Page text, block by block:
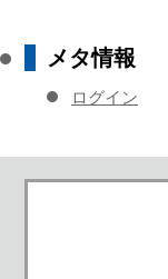
メタ情報
ログイン